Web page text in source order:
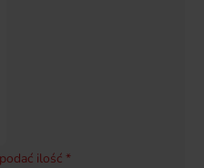
ilość *